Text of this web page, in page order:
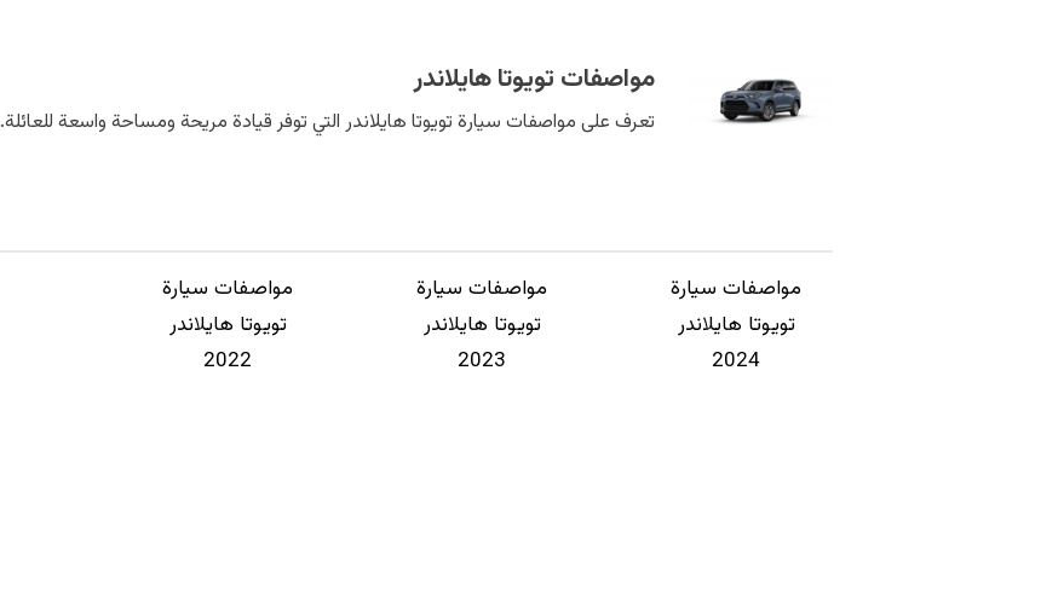
مواصفات تويوتا هايلاندر
تعرف على مواصفات سيارة تويوتا هايلاندر التي توفر قيادة مريحة ومساحة واسعة للعائلة.
مواصفات سيارة
تويوتا هايلاندر
2024
مواصفات سيارة
تويوتا هايلاندر
2023
مواصفات سيارة
تويوتا هايلاندر
2022